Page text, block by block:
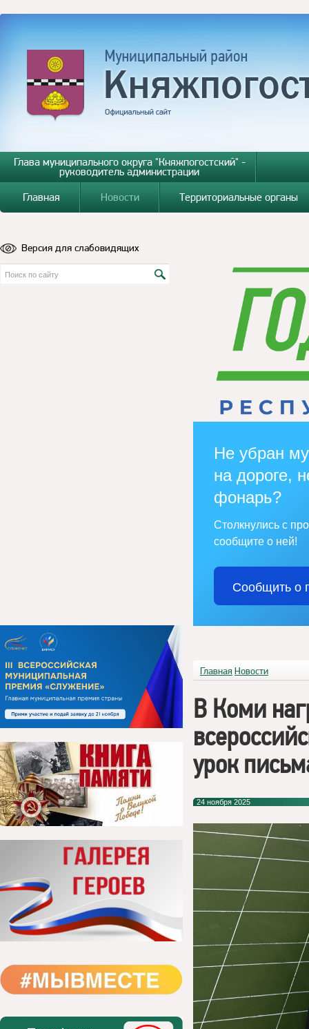
Глава муниципального округа "Княжпогостский" -
руководитель администрации
Главная
Новости Территориальные органы
Версия для слабовидящих
Не убран
на дороге,
фонарь?
Столкнулись с
сообщите о ней!
Сообщить о
Главная Новости
В Коми
урок
24 ноября 2025